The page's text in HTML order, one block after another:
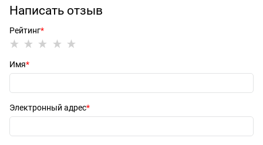
Написать отзыв
Рейтинг
Имя
Электронный адрес